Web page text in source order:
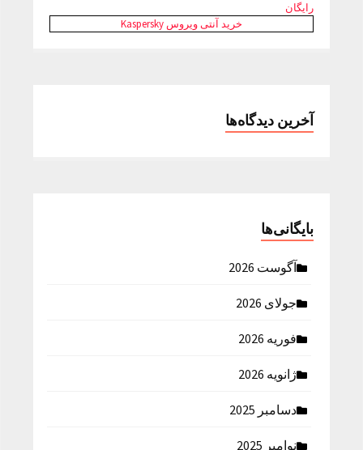
رایگان
خرید آنتی ویروس Kaspersky
آخرین دیدگاه‌ها
بایگانی‌ها
آگوست 2026
جولای 2026
فوریه 2026
ژانویه 2026
دسامبر 2025
نوامبر 2025